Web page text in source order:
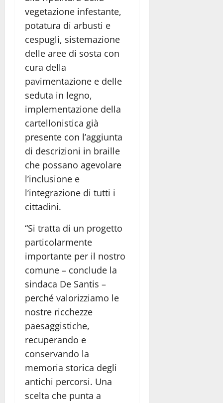
vegetazione infestante,
potatura di arbusti e
cespugli, sistemazione
delle aree di sosta con
cura della
pavimentazione e delle
seduta in legno,
implementazione della
cartellonistica già
presente con l’aggiunta
di descrizioni in braille
che possano agevolare
l’inclusione e
l’integrazione di tutti i
cittadini.
“Si tratta di un progetto
particolarmente
importante per il nostro
comune – conclude la
sindaca De Santis –
perché valorizziamo le
nostre ricchezze
paesaggistiche,
recuperando e
conservando la
memoria storica degli
antichi percorsi. Una
scelta che punta a